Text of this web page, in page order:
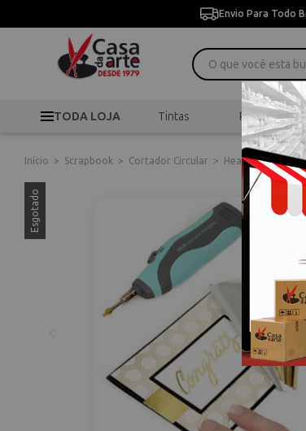
Envio Para Todo
TODA LOJA Tintas Pincéis
Início > Scrapbook > Cortador Circular > Heatwave Pen
Esgotado